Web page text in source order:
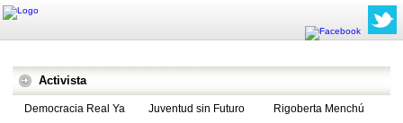
Activista
Democracia Real Ya
Juventud sin Futuro
Rigoberta Menchú